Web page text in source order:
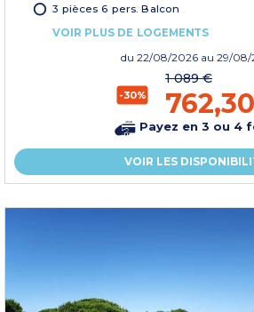
3 pièces 6 pers. Balcon
VOIR PLUS DE LOGEMENTS
du 22/08/2026 au 29/08/
-30%
1 089 €
Payez en 3 ou 4
VOIR LES